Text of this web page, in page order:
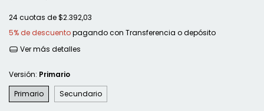
24cuotas de$2.392,03
5% de descuentopagando con Transferencia o depósito
Ver más detalles
Versión: Primario
Primario
Secundario